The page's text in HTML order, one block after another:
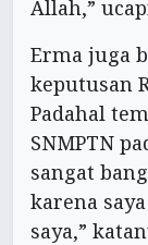
Allah,”
Erma juga
keputusan
Padahal
SNMPTN
sangat
karena
saya,”